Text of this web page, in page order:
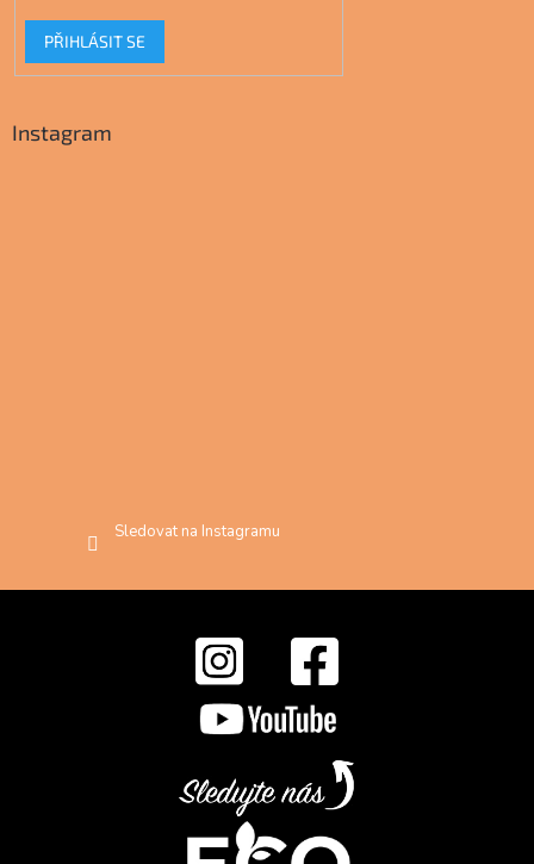
PŘIHLÁSIT SE
Instagram
Sledovat na Instagramu